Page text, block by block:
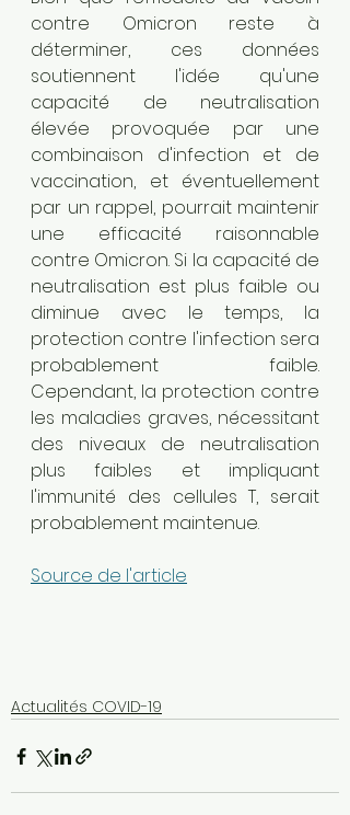
contre Omicron reste à
déterminer, ces données
soutiennent l'idée qu'une
capacité de neutralisation
élevée provoquée par une
combinaison d'infection et de
vaccination, et éventuellement
par un rappel, pourrait maintenir
une efficacité raisonnable
contre Omicron. Si la capacité de
neutralisation est plus faible ou
diminue avec le temps, la
protection contre l'infection sera
probablement faible.
Cependant, la protection contre
les maladies graves, nécessitant
des niveaux de neutralisation
plus faibles et impliquant
l'immunité des cellules T, serait
probablement maintenue.
Source de l'article
Actualités COVID-19